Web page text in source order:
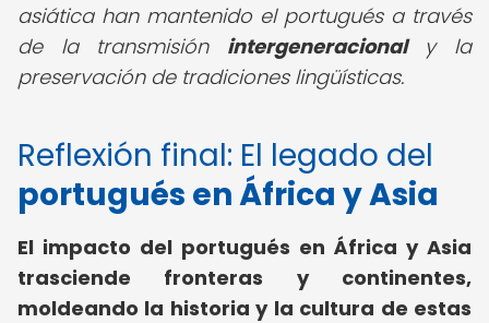
asiática han mantenido el portugués a través
de la transmisión intergeneracionaly la
preservación de tradiciones lingüísticas.
Reflexión final: El legado del
portugués en África y Asia
El impacto del portugués en África y Asia
trasciende fronteras y continentes,
moldeando la historia y la cultura de estas